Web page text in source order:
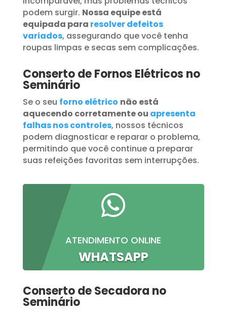
podem surgir. Nossa equipe está
equipada para resolver defeitos
variados, assegurando que você tenha
roupas limpas e secas sem complicações.
Conserto de Fornos Elétricos no
Seminário
Se o seu forno elétrico não está
aquecendo corretamente ou apresenta
falhas nos controles, nossos técnicos
podem diagnosticar e reparar o problema,
permitindo que você continue a preparar
suas refeições favoritas sem interrupções.

ATENDIMENTO ONLINE
WHATSAPP
Conserto de Secadora no
Seminário